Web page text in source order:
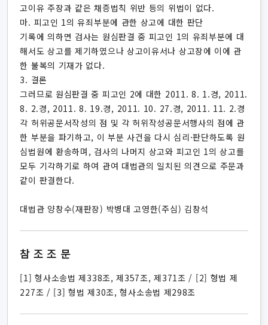
고이유 주장과 같은 채증법칙 위반 등의 위법이 없다.
마. 피고인 1의 유죄부분에 관한 상고에 대한 판단
기록에 의하면 검사는 원심판결 중 피고인 1의 유죄부분에 대
해서도 상고를 제기하였으나 상고이유서나 상고장에 이에 관
한 불복의 기재가 없다.
3. 결론
그러므로 원심판결 중 피고인 2에 대한 2011. 8. 1.경, 2011.
8. 2.경, 2011. 8. 19.경, 2011. 10. 27.경, 2011. 11. 2.경
각 허위공문서작성의 점 및 각 허위작성공문서행사의 점에 관
한 부분을 파기하고, 이 부분 사건을 다시 심리·판단하도록 원
심법원에 환송하며, 검사의 나머지 상고와 피고인 1의 상고를
모두 기각하기로 하여 관여 대법관의 일치된 의견으로 주문과
같이 판결한다.
대법관 양창수(재판장) 박병대 고영한(주심) 김창석
참조조문
[1] 형사소송법 제338조, 제357조, 제371조 / [2] 형법 제
227조 / [3] 형법 제30조, 형사소송법 제298조